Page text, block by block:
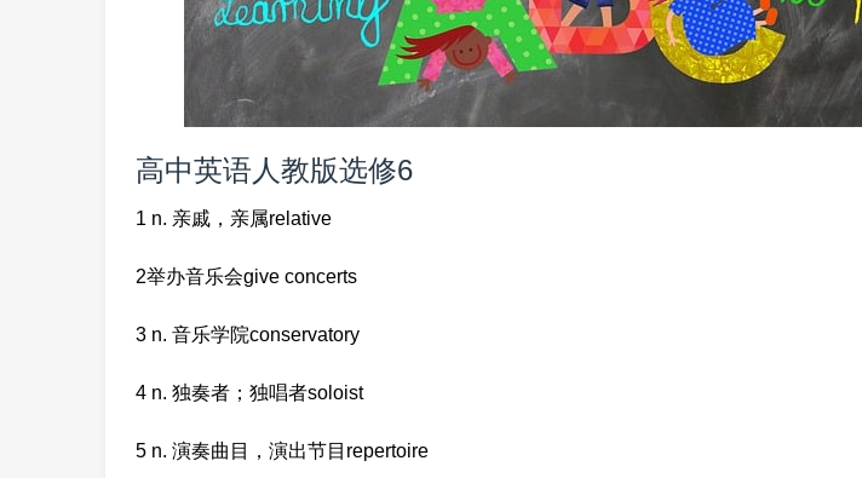
高中英语人教版选修6
1 n. 亲戚，亲属relative
2举办音乐会give concerts
3 n. 音乐学院conservatory
4 n. 独奏者；独唱者soloist
5 n. 演奏曲目，演出节目repertoire